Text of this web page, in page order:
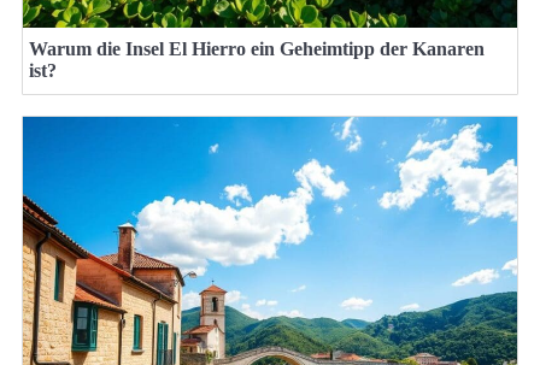
Warum die Insel El Hierro ein Geheimtipp der Kanaren
ist?